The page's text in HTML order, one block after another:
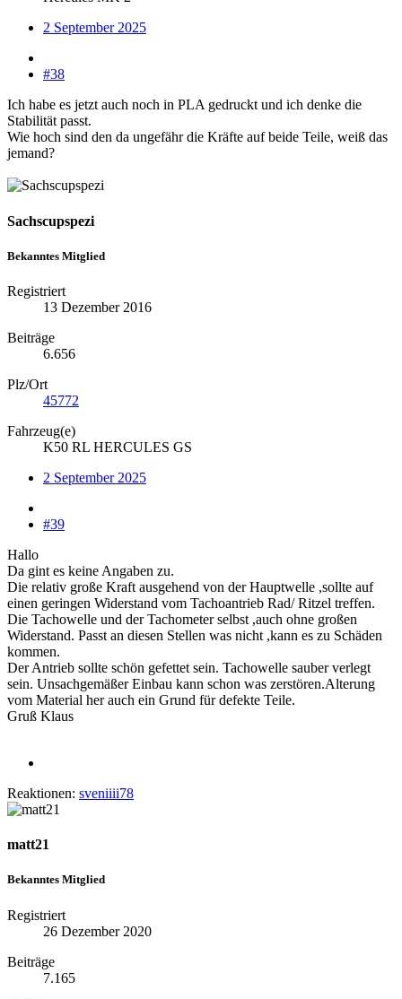
2 September 2025
#38
Ich habe es jetzt auch noch in PLA gedruckt und ich denke die
Stabilität passt.
Wie hoch sind den da ungefähr die Kräfte auf beide Teile, weiß das
jemand?
Sachscupspezi
Bekanntes Mitglied
Registriert
13 Dezember 2016
Beiträge
6.656
Plz/Ort
45772
Fahrzeug(e)
K50 RL HERCULES GS
2 September 2025
#39
Hallo
Da gint es keine Angaben zu.
Die relativ große Kraft ausgehend von der Hauptwelle ,sollte auf
einen geringen Widerstand vom Tachoantrieb Rad/ Ritzel treffen.
Die Tachowelle und der Tachometer selbst ,auch ohne großen
Widerstand. Passt an diesen Stellen was nicht ,kann es zu Schäden
kommen.
Der Antrieb sollte schön gefettet sein. Tachowelle sauber verlegt
sein. Unsachgemäßer Einbau kann schon was zerstören.Alterung
vom Material her auch ein Grund für defekte Teile.
Gruß Klaus
Reaktionen: sveniiii78
matt21
Bekanntes Mitglied
Registriert
26 Dezember 2020
Beiträge
7.165